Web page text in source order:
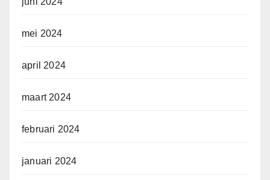
mei 2024
april 2024
maart 2024
februari 2024
januari 2024